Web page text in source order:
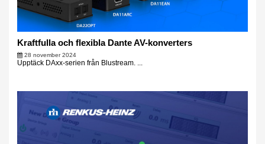
Kraftfulla och flexibla Dante AV-konverters
28 november 2024
Upptäck DAxx-serien från Blustream. ...